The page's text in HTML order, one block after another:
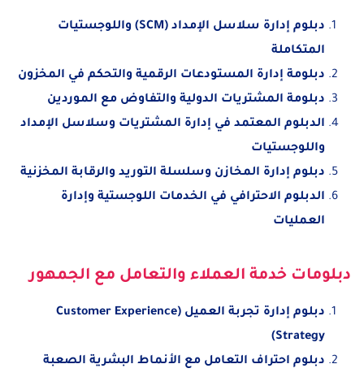
دبلوم إدارة سلاسل الإمداد (SCM) واللوجستيات
المتكاملة
دبلومة إدارة المستودعات الرقمية والتحكم في المخزون
دبلومة المشتريات الدولية والتفاوض مع الموردين
الدبلوم المعتمد في إدارة المشتريات وسلاسل الإمداد
واللوجستيات
دبلوم إدارة المخازن وسلسلة التوريد والرقابة المخزنية
الدبلوم الاحترافي في الخدمات اللوجستية وإدارة
العمليات
دبلومات خدمة العملاء والتعامل مع الجمهور
دبلوم إدارة تجربة العميل (Customer Experience
Strategy)
دبلوم احتراف التعامل مع الأنماط البشرية الصعبة